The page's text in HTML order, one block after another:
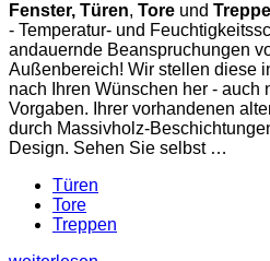
Fenster, Türen, Tore und
- Temperatur- und
andauernde Beanspruchungen
Außenbereich! Wir stellen diese
nach Ihren Wünschen her - auch
Vorgaben. Ihrer vorhandenen
durch Massivholz-
Design. Sehen Sie selbst …
Türen
Tore
Treppen